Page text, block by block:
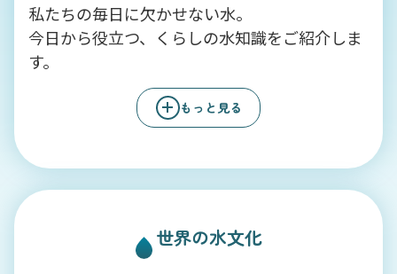
私たちの毎日に欠かせない水。
今日から役立つ、くらしの水知識をご紹介しま
す。
もっと見る
世界の水文化